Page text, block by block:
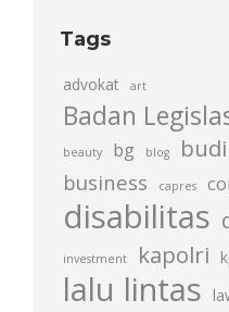
Tags
advokat art
Badan
beauty bg blog
business capres
disabilitas
investment kapolri
lalu lintas